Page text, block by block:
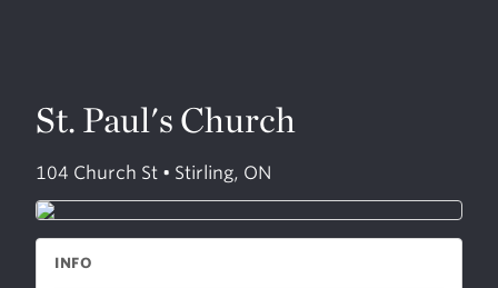
St. Paul's Church
104 Church St • Stirling, ON
INFO